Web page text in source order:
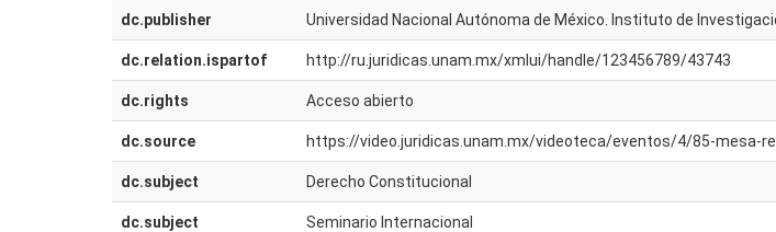
dc.publisher Universidad Nacional Autónoma de México. Instituto de
dc.relation.ispartof http://ru.juridicas.unam.mx/xmlui/handle/123456789/43743
dc.rights Acceso abierto
dc.source https://video.juridicas.unam.mx/videoteca/eventos/4/85-mesa-
dc.subject Derecho Constitucional
dc.subject Seminario Internacional